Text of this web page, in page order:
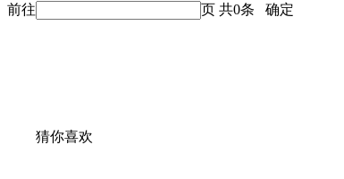
前往 页 共0条 确定
猜你喜欢